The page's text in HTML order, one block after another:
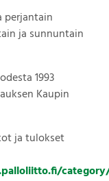
ja sunnuntain
1993
Kaupin
ja tulokset